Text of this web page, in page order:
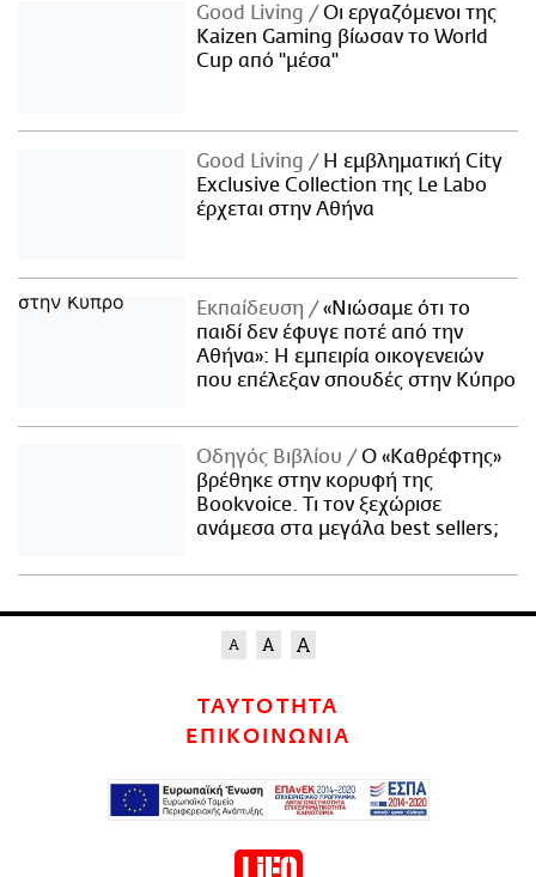
Good Living
Οι εργαζόμενοι της
Kaizen Gaming βίωσαν το World
Cup από "μέσα"
Good Living
Η εμβληματική City
Exclusive Collection της Le Labo
έρχεται στην Αθήνα
Εκπαίδευση
«Νιώσαμε ότι το
παιδί δεν έφυγε ποτέ από την
Αθήνα»: Η εμπειρία οικογενειών
που επέλεξαν σπουδές στην Κύπρο
Οδηγός Βιβλίου
Ο «Καθρέφτης»
βρέθηκε στην κορυφή της
Bookvoice. Τι τον ξεχώρισε
ανάμεσα στα μεγάλα best sellers;
ΤΑΥΤΟΤΗΤΑ
ΕΠΙΚΟΙΝΩΝΙΑ